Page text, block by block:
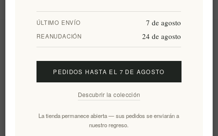
Suscribirse Desuscribirse
ÚLTIMO ENVÍO 7 de agosto
REANUDACIÓN 24 de agosto
PEDIDOS HASTA EL 7 DE AGOSTO
Descubrir la colección
La tienda permanece abierta — sus pedidos se enviarán a
nuestro regreso.